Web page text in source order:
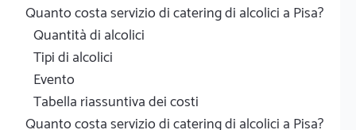
Quanto costa servizio di catering di alcolici a Pisa?
Quantità di alcolici
Tipi di alcolici
Evento
Tabella riassuntiva dei costi
Quanto costa servizio di catering di alcolici a Pisa?